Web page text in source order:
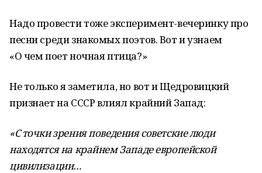
Надо провести тоже эксперимент-вечеринку про
песни среди знакомых поэтов. Вот и узнаем
«О чем поет ночная птица?»
Не только я заметила, но вот и Щедровицкий
признает на СССР влиял крайний Запад:
«С точки зрения поведения советские люди
находятся на крайнем Западе европейской
цивилизации…